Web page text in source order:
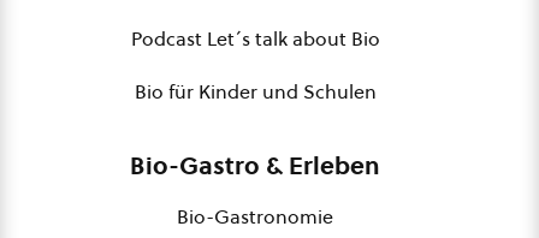
Podcast Let´s talk about Bio
Bio für Kinder und Schulen
Bio-Gastro & Erleben
Bio-Gastronomie